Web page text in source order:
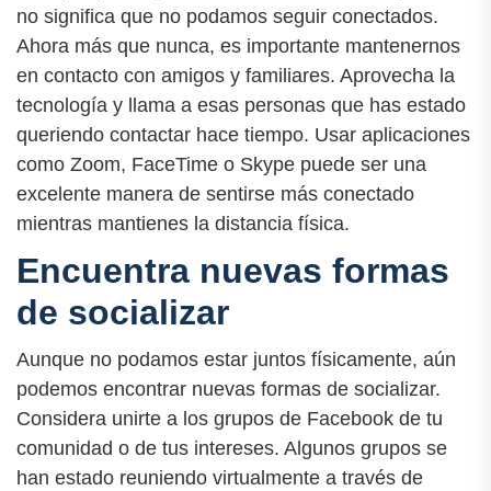
no significa que no podamos seguir conectados.
Ahora más que nunca, es importante mantenernos
en contacto con amigos y familiares. Aprovecha la
tecnología y llama a esas personas que has estado
queriendo contactar hace tiempo. Usar aplicaciones
como Zoom, FaceTime o Skype puede ser una
excelente manera de sentirse más conectado
mientras mantienes la distancia física.
Encuentra nuevas formas
de socializar
Aunque no podamos estar juntos físicamente, aún
podemos encontrar nuevas formas de socializar.
Considera unirte a los grupos de Facebook de tu
comunidad o de tus intereses. Algunos grupos se
han estado reuniendo virtualmente a través de